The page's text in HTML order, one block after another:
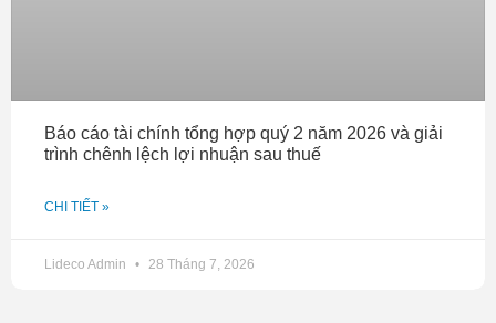
Báo cáo tài chính tổng hợp quý 2 năm 2026 và giải
trình chênh lệch lợi nhuận sau thuế
CHI TIẾT »
Lideco Admin 28 Tháng 7, 2026